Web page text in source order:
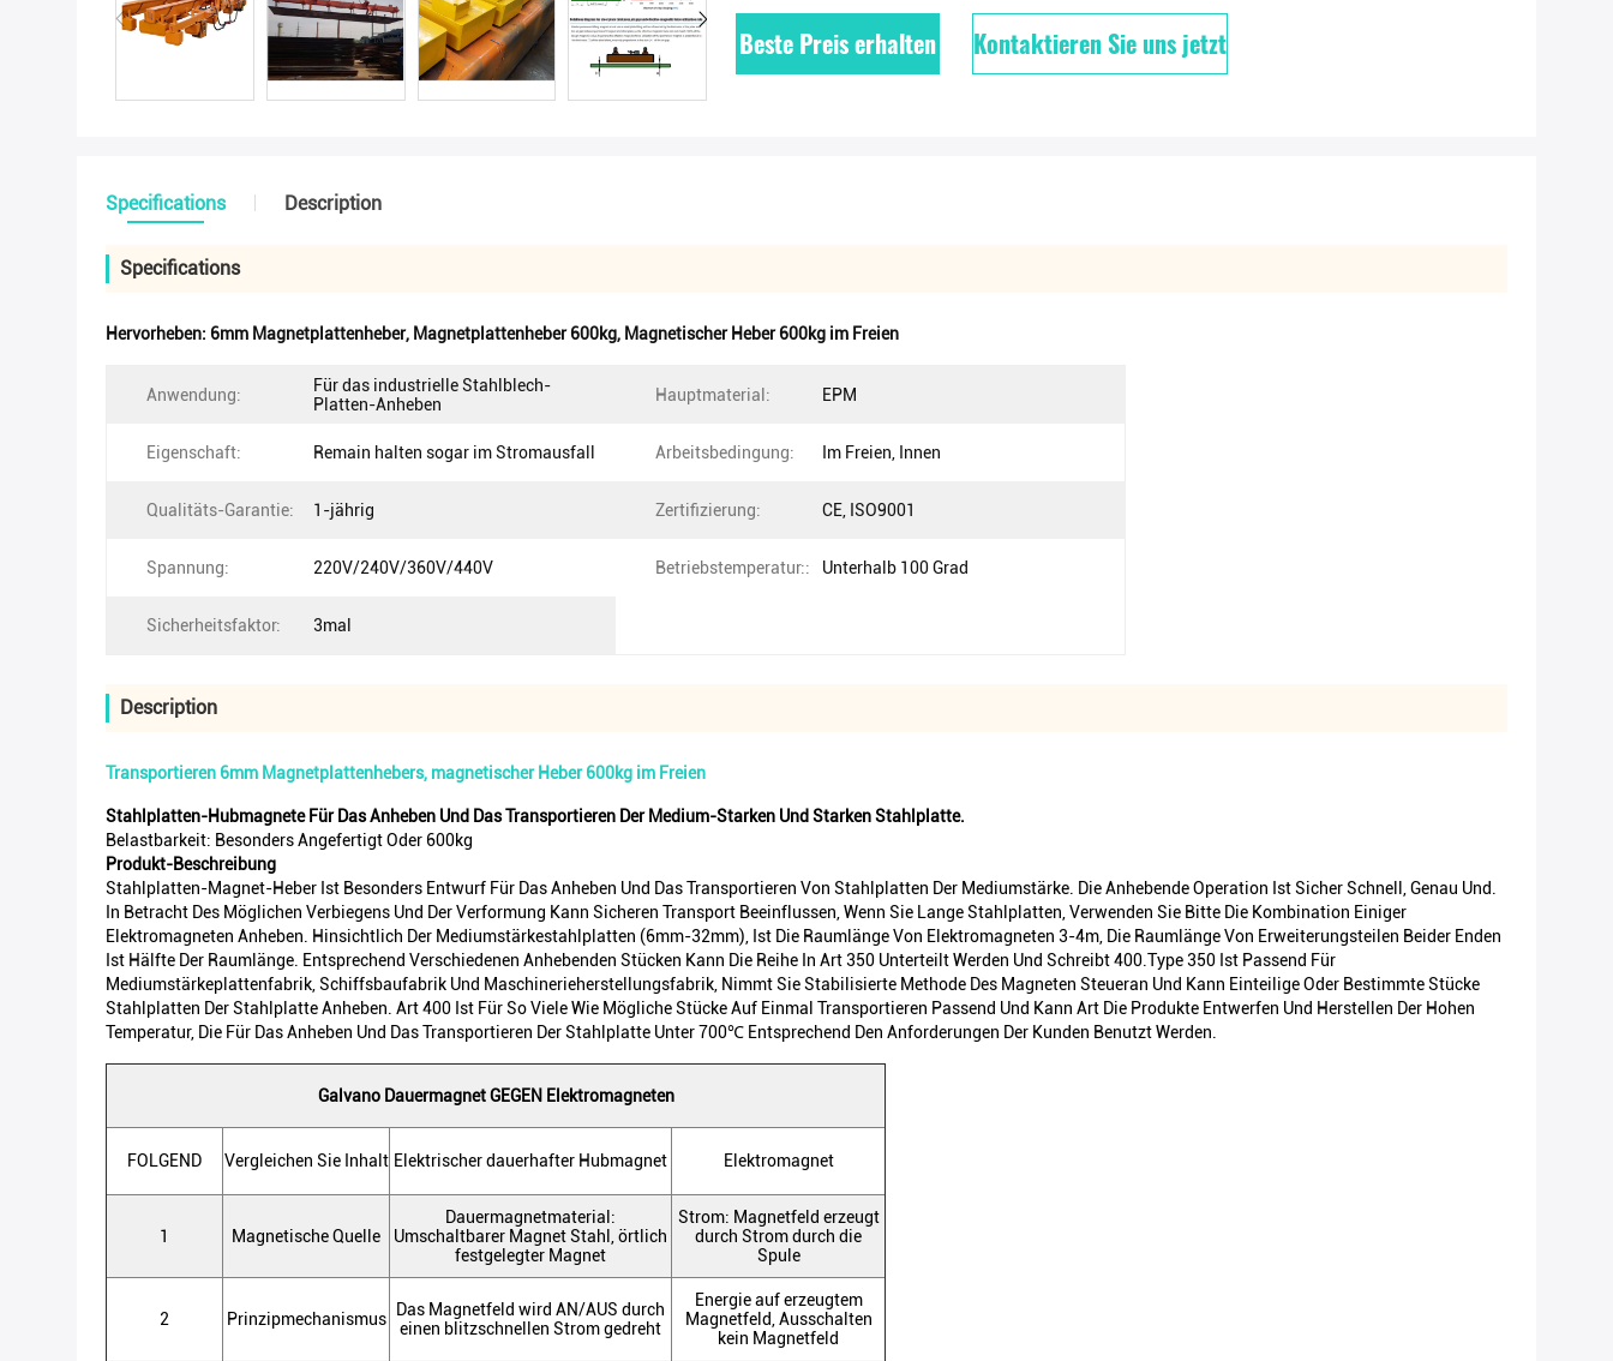
Beste Preis erhalten Kontaktieren Sie uns jetzt
Specifications Description
Specifications
Hervorheben: 6mm Magnetplattenheber, Magnetplattenheber 600kg, Magnetischer Heber 600kg im Freien
Anwendung:
Für das industrielle Stahlblech-
Platten-Anheben
Hauptmaterial: EPM
Eigenschaft: Remain halten sogar im Stromausfall Arbeitsbedingung: Im Freien, Innen
Qualitäts-Garantie: 1-jährig Zertifizierung: CE, ISO9001
Spannung: 220V/240V/360V/440V Betriebstemperatur:: Unterhalb 100 Grad
Sicherheitsfaktor: 3mal
Description
Transportieren 6mm Magnetplattenhebers, magnetischer Heber 600kg im Freien
Stahlplatten-Hubmagnete Für Das Anheben Und Das Transportieren Der Medium-Starken Und Starken Stahlplatte.
Belastbarkeit: Besonders Angefertigt Oder 600kg
Produkt-Beschreibung
Stahlplatten-Magnet-Heber Ist Besonders Entwurf Für Das Anheben Und Das Transportieren Von Stahlplatten Der Mediumstärke. Die Anhebende Operation Ist Sicher Schnell, Genau Und.
In Betracht Des Möglichen Verbiegens Und Der Verformung Kann Sicheren Transport Beeinflussen, Wenn Sie Lange Stahlplatten, Verwenden Sie Bitte Die Kombination Einiger
Elektromagneten Anheben. Hinsichtlich Der Mediumstärkestahlplatten (6mm-32mm), Ist Die Raumlänge Von Elektromagneten 3-4m, Die Raumlänge Von Erweiterungsteilen Beider Enden
Ist Hälfte Der Raumlänge. Entsprechend Verschiedenen Anhebenden Stücken Kann Die Reihe In Art 350 Unterteilt Werden Und Schreibt 400.Type 350 Ist Passend Für
Mediumstärkeplattenfabrik, Schiffsbaufabrik Und Maschinerieherstellungsfabrik, Nimmt Sie Stabilisierte Methode Des Magneten Steueran Und Kann Einteilige Oder Bestimmte Stücke
Stahlplatten Der Stahlplatte Anheben. Art 400 Ist Für So Viele Wie Mögliche Stücke Auf Einmal Transportieren Passend Und Kann Art Die Produkte Entwerfen Und Herstellen Der Hohen
Temperatur, Die Für Das Anheben Und Das Transportieren Der Stahlplatte Unter 700℃ Entsprechend Den Anforderungen Der Kunden Benutzt Werden.
Galvano Dauermagnet GEGEN Elektromagneten
FOLGEND Vergleichen Sie Inhalt Elektrischer dauerhafter Hubmagnet Elektromagnet
1 Magnetische Quelle
Dauermagnetmaterial:
Umschaltbarer Magnet Stahl, örtlich
festgelegter Magnet
Strom: Magnetfeld erzeugt
durch Strom durch die
Spule
2 Prinzipmechanismus
Das Magnetfeld wird AN/AUS durch
einen blitzschnellen Strom gedreht
Energie auf erzeugtem
Magnetfeld, Ausschalten
kein Magnetfeld